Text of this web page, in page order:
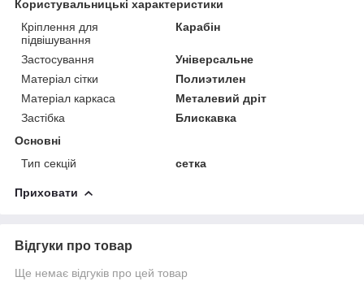
Користувальницькі характеристики
Кріплення для
підвішування
Карабін
Застосування
Універсальне
Матеріал сітки
Полиэтилен
Матеріал каркаса
Металевий дріт
Застібка
Блискавка
Основні
Тип секцій
сетка
Приховати
Відгуки про товар
Ще немає відгуків про цей товар